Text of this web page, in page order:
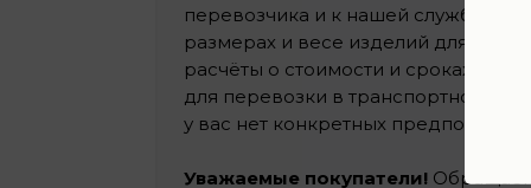
перевозчика и к нашей службе
размерах и весе изделий для
расчёты о стоимости и сроках
для перевозки в транспортной
у вас нет конкретных
Уважаемые покупатели!